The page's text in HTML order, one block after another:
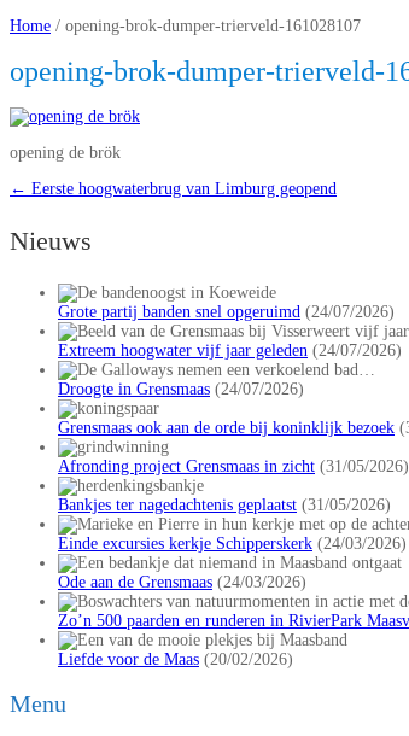
Home / opening-brok-dumper-trierveld-161028107
opening-brok-dumper-trierveld-
opening de brök
← Eerste hoogwaterbrug van Limburg geopend
Nieuws
Grote partij banden snel opgeruimd (24/07/2026)
Extreem hoogwater vijf jaar geleden (24/07/2026)
Droogte in Grensmaas (24/07/2026)
Grensmaas ook aan de orde bij koninklijk bezoek
Afronding project Grensmaas in zicht (31/05/2026)
Bankjes ter nagedachtenis geplaatst (31/05/2026)
Einde excursies kerkje Schipperskerk (24/03/2026)
Ode aan de Grensmaas (24/03/2026)
Zo’n 500 paarden en runderen in RivierPark
Liefde voor de Maas (20/02/2026)
Menu